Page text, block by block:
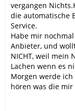
vergangen
die automatische
Service.
Habe mir
Anbieter, und
NICHT, weil mein
Lachen wenn es
Morgen werde
hören was die mir